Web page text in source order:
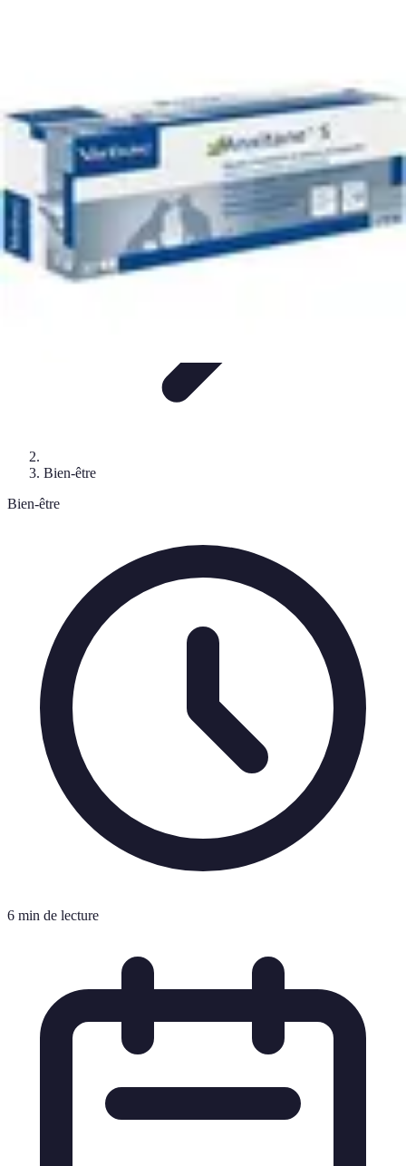
Relaxation Pour Tous
Bien-être
Bien-être
6 min de lecture